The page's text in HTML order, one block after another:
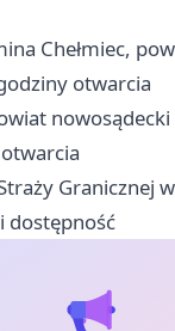
Chełmiec,
otwarcia
nowosądecki
Granicznej
dostępność